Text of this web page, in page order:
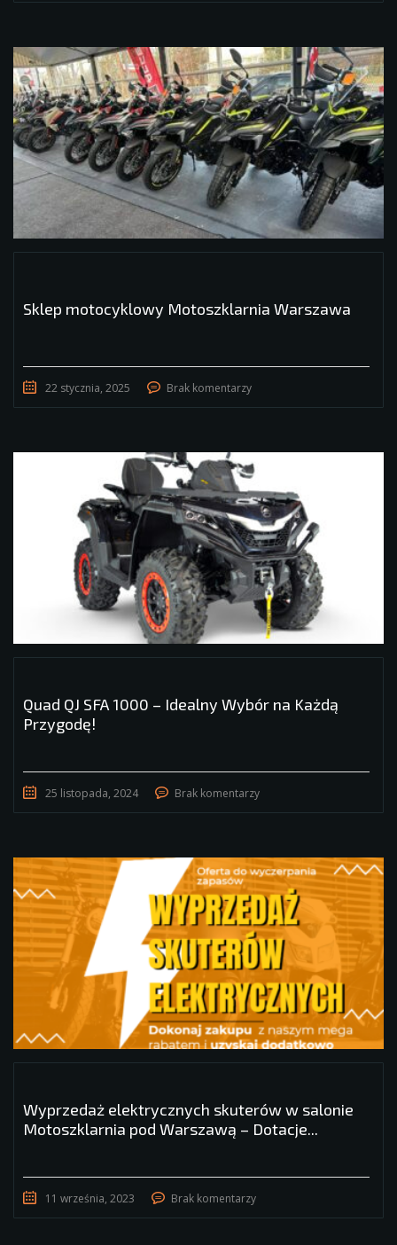
Sklep motocyklowy Motoszklarnia Warszawa
22 stycznia, 2025 Brak komentarzy
Quad QJ SFA 1000 – Idealny Wybór na Każdą
Przygodę!
25 listopada, 2024 Brak komentarzy
Wyprzedaż elektrycznych skuterów w salonie
Motoszklarnia pod Warszawą – Dotacje...
11 września, 2023 Brak komentarzy